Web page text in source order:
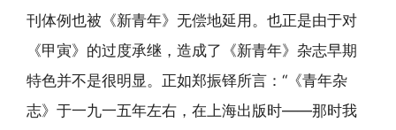
刊体例也被《新青年》无偿地延用。也正是由于对
《甲寅》的过度承继，造成了《新青年》杂志早期
特色并不是很明显。正如郑振铎所言：“《青年杂
志》于一九一五年左右，在上海出版时——那时我